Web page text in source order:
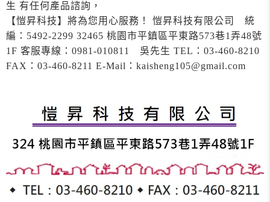
生 有任何產品諮詢，
【愷昇科技】將為您用心服務！ 愷昇科技有限公司 統
編：5492-2299 32465 桃園市平鎮區平東路573巷1弄48號
1F 客服專線：0981-010811 吳先生 TEL：03-460-8210
FAX：03-460-8211 E-Mail：kaisheng105@gmail.com